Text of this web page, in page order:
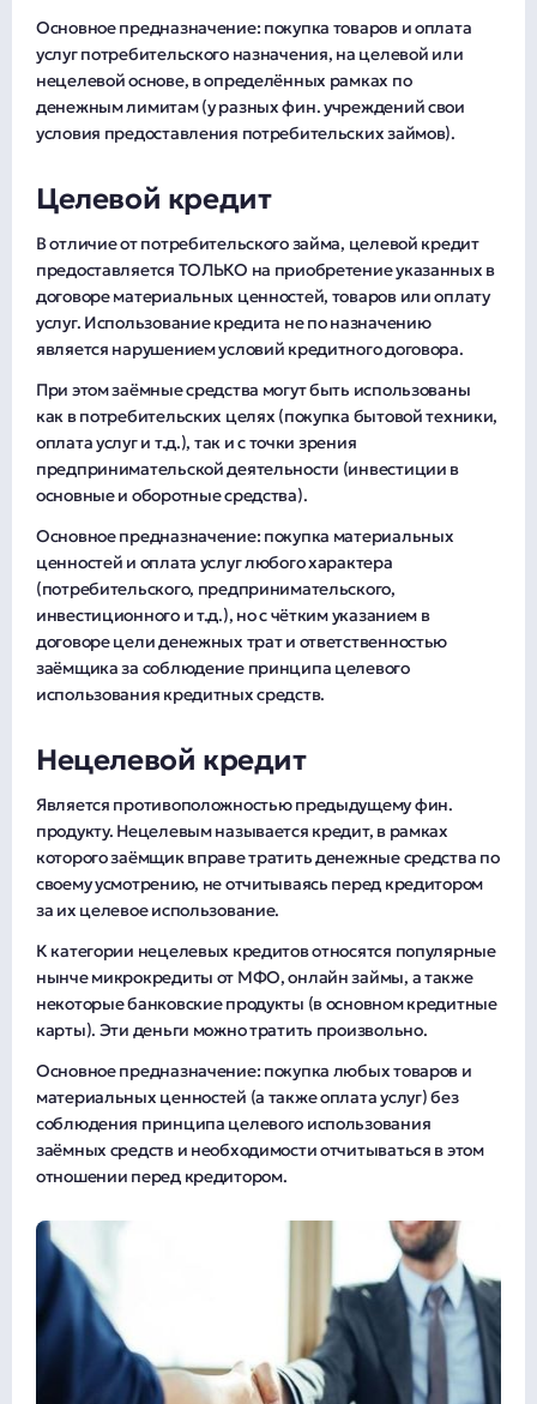
Основное предназначение: покупка товаров и оплата
услуг потребительского назначения, на целевой или
нецелевой основе, в определённых рамках по
денежным лимитам (у разных фин. учреждений свои
условия предоставления потребительских займов).
Целевой кредит
В отличие от потребительского займа, целевой кредит
предоставляется ТОЛЬКО на приобретение указанных в
договоре материальных ценностей, товаров или оплату
услуг. Использование кредита не по назначению
является нарушением условий кредитного договора.
При этом заёмные средства могут быть использованы
как в потребительских целях (покупка бытовой техники,
оплата услуг и т.д.), так и с точки зрения
предпринимательской деятельности (инвестиции в
основные и оборотные средства).
Основное предназначение: покупка материальных
ценностей и оплата услуг любого характера
(потребительского, предпринимательского,
инвестиционного и т.д.), но с чётким указанием в
договоре цели денежных трат и ответственностью
заёмщика за соблюдение принципа целевого
использования кредитных средств.
Нецелевой кредит
Является противоположностью предыдущему фин.
продукту. Нецелевым называется кредит, в рамках
которого заёмщик вправе тратить денежные средства по
своему усмотрению, не отчитываясь перед кредитором
за их целевое использование.
К категории нецелевых кредитов относятся популярные
нынче микрокредиты от МФО, онлайн займы, а также
некоторые банковские продукты (в основном кредитные
карты). Эти деньги можно тратить произвольно.
Основное предназначение: покупка любых товаров и
материальных ценностей (а также оплата услуг) без
соблюдения принципа целевого использования
заёмных средств и необходимости отчитываться в этом
отношении перед кредитором.